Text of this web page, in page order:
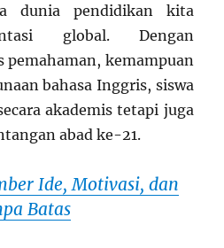
dunia pendidikan kita
global. Dengan
pemahaman, kemampuan
bahasa Inggris, siswa
akademis tetapi juga
abad ke-21.
Ide, Motivasi, dan
Batas